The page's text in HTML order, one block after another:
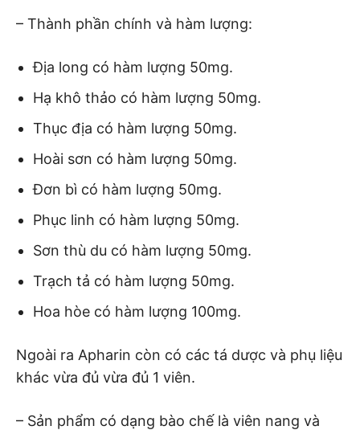
– Thành phần chính và hàm lượng:
Địa long có hàm lượng 50mg.
Hạ khô thảo có hàm lượng 50mg.
Thục địa có hàm lượng 50mg.
Hoài sơn có hàm lượng 50mg.
Đơn bì có hàm lượng 50mg.
Phục linh có hàm lượng 50mg.
Sơn thù du có hàm lượng 50mg.
Trạch tả có hàm lượng 50mg.
Hoa hòe có hàm lượng 100mg.
Ngoài ra Apharin còn có các tá dược và phụ liệu
khác vừa đủ vừa đủ 1 viên.
– Sản phẩm có dạng bào chế là viên nang và